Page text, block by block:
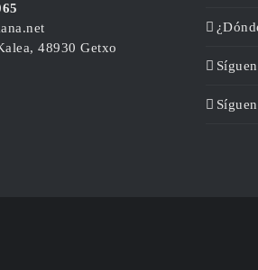
48930 Getxo